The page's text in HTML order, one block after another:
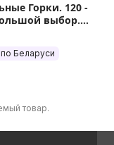
Горки. 120 -
выбор.
Беларуси
товар.